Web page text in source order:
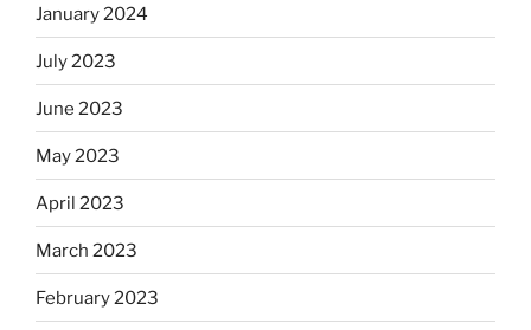
January 2024
July 2023
June 2023
May 2023
April 2023
March 2023
February 2023